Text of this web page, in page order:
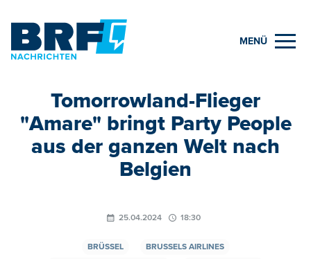
MENÜ
Tomorrowland-Flieger
"Amare" bringt Party People
aus der ganzen Welt nach
Belgien
25.04.2024 18:30
BRÜSSEL
BRUSSELS AIRLINES